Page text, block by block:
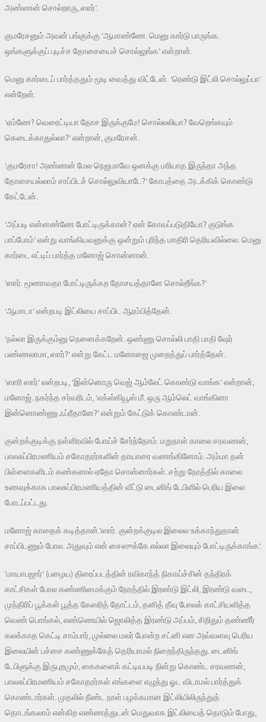
அண்ணன் சொல்றாரு, ஸார்’.
குமரேசனும் அவன் பங்குக்கு ‘ஆமாண்ணே. மெனு கார்டு பாருங்க.
ஒங்களுக்குப் புடிச்ச தோசையைச் சொல்லுங்க’ என்றான்.
மெனு கார்டைப் பார்த்ததும் மூடி வைத்து விட்டேன். ‘ரெண்டு இட்லி சொல்லுப்பா’
என்றேன்.
‘ஏம்ணே? வெரைட்டியா தோச இருக்குமே! சொல்லலியா? வேறெங்கயும்
கெடைக்காதுல்லா?’ என்றான், குமரேசன்.
‘குமரேசா! அண்ணன் மேல நெஜமாவே ஒனக்கு மரியாத இருந்தா அந்த
தோசையல்லாம் சாப்பிடச் சொல்லுவியாடே?’ கோபத்தை அடக்கிக் கொண்டு
கேட்டேன்.
‘அப்படி என்னண்ணே போட்டிருக்கான்? ஏன் கோவப்படுதியோ? குடுங்க
பாப்போம்’ என்று வாங்கியவனுக்கு ஒன்றும் புரிந்த மாதிரி தெரியவில்லை. மெனு
கார்டை எட்டிப் பார்த்த மனோஜ் சொன்னான்.
‘ஸார். மூணாவதா போட்டிருக்கற தோசயத்தானே சொல்றீங்க?’
‘ஆமாடா’ என்றபடி இட்லியை சாப்பிட ஆரம்பித்தேன்.
‘நல்லா இருக்கும்னு நெனைக்கறேன். ஒண்ணு சொல்லி பாதி பாதி ஷேர்
பண்ணலாமா, ஸார்?’ என்று கேட்ட மனோஜை முறைத்துப் பார்த்தேன்.
‘ஸாரி ஸார்’ என்றபடி, ‘இன்னொரு வெஜ் ஆம்லேட் கொண்டு வாங்க’ என்றான்,
மனோஜ். நகர்ந்த சர்வரிடம், ‘எக்ஸ்கியூஸ் மீ. ஒரு ஆம்லெட் வாங்கினா
இன்னொண்ணு ஃப்ரீதானே?’ என்றும் கேட்டுக் கொண்டான்.
குன்றக்குடிக்கு நள்ளிரவில் போய்ச் சேர்ந்தோம். மறுநாள் காலை சரவணன்,
பாலசுப்பிரமணியம் சகோதரர்களின் தாயாரை வணங்கினோம். அம்மா தன்
பிள்ளைகளிடம் கண்களால் ஏதோ சொன்னார்கள். சற்று நேரத்தில் காலை
உணவுக்காக பாலசுப்பிரமணியத்தின் வீட்டு டைனிங் டேபிளில் பெரிய இலை
போடப்பட்டது.
மனோஜ் காதைக் கடித்தான்.’ஸார். குன்றக்குடில இலைல உக்காந்துதான்
சாப்பிடணும் போல. அதுவும் என் சைஸுக்கே எல்லா இலையும் போட்டிருக்காங்க’.
‘மாயாபஜார்’ (பழைய) திரைப்படத்தின் ரவிகாந்த் நிகாய்ச்சின் தந்திரக்
காட்சிகள் போல கண்ணிமைக்கும் நேரத்தில் இரண்டு இட்லி, இரண்டு வடை,
முந்திரிப் பூக்கள் பூத்த கேஸரித் தோட்டம், தனித் தீவு போலக் காட்சியளித்த
வெண் பொங்கல், எண்ணெயில் ஜொலித்த இரண்டு அப்பம், சிறிதும் தண்ணீர்
கலக்காத கெட்டி சாம்பார், முல்லை மலர் போன்ற சட்னி என அவ்வளவு பெரிய
இலையின் பச்சை கண்ணுக்கேத் தெரியாமல் நிறைந்திருந்தது. டைனிங்
டேபிளுக்கு இருபுறமும், கைகளைக் கட்டியபடி நின்று கொண்ட சரவணன்,
பாலசுப்பிரமணியம் சகோதரர்கள் எங்களை எழுந்து ஓட விடாமல் பார்த்துக்
கொண்டார்கள். முதலில் நீண்ட நாள் பழக்கமான இட்லியிலிருந்துத்
தொடங்கலாம் என்கிற எண்ணத்துடன் மெதுவாக இட்லியைத் தொடும் போது,